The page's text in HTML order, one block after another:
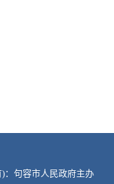
)：句容市人民政府主办